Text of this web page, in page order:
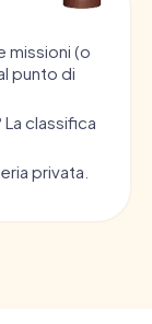
(o
punto di
classifica
privata.